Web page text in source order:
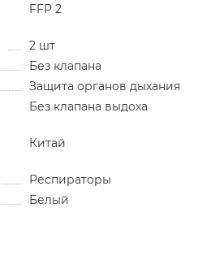
FFP 2
2 шт
Без клапана
Защита органов дыхания
Без клапана выдоха
Китай
Респираторы
Белый